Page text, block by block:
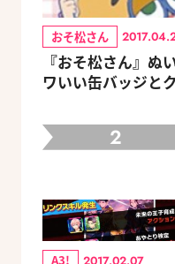
おそ松さん
『おそ松さん』ぬ
ワいい缶バッジと
2
A3! 2017.02.07